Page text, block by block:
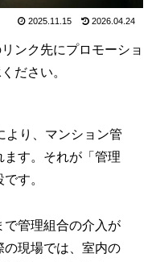
2025.11.15 2026.04.24
ンク先にプロモーショ
ださい。
より、マンション管
す。それが「管理
す。
で管理組合の介入が
の現場では、室内の